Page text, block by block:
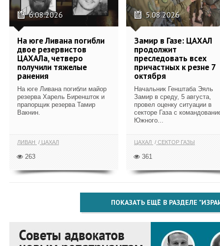
6.08.2026
На юге Ливана погибли
двое резервистов
ЦАХАЛа, четверо
получили тяжелые
ранения
На юге Ливана погибли майор
резерва Харель Биреншток и
прапорщик резерва Тамир
Вакнин.
ЛИВАН ЦАХАЛ
263
5.08.2026
Замир в Газе: ЦАХАЛ
продолжит
преследовать всех
причастных к резне 7
октября
Начальник Генштаба Эяль
Замир в среду, 5 августа,
провел оценку ситуации в
секторе Газа с
Южного...
ЦАХАЛ СЕКТОР ГАЗЫ
361
ПОКАЗАТЬ ЕЩЁ В РАЗДЕЛЕ